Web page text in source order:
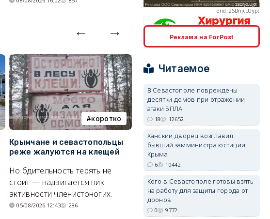
коротко
Крымчане и севастопольцы
реже жалуются на клещей
Но бдительность терять не
стоит — надвигается пик
активности членистоногих.
05/08/2026 12:43 286
В Севастополе утвердили
проект застройки центра
Балаклавы
Там появится туристический
квартал с отелями и
парковками.
05/08/2026 08:01 5681
erid: 2SDnjcrDNw6
erid: 2SDnjdvhGXG
Реклама на ForPost
Читаемое
В Севастополе повреждены
десятки домов при отражении
атаки БПЛА
18 12652
Ханский дворец возглавил
бывший замминистра юстиции
Крыма
6 10442
Кого в Севастополе готовы взять
на работу для защиты города от
дронов
0 9772